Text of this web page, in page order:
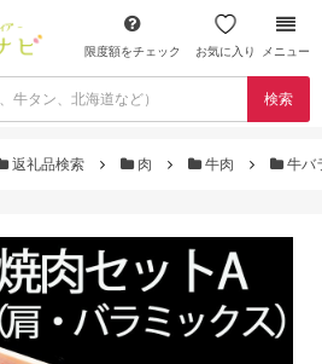
限度額をチェック お気に入り メニュー
検索
返礼品検索 肉 牛肉 牛バ